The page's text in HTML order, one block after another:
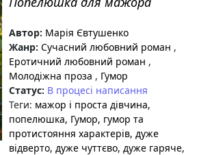
Автор: Марія Євтушенко
Жанр: Сучасний любовний роман ,
Еротичний любовний роман ,
Молодіжна проза , Гумор
Статус: В процесі написання
Теги: мажор і проста дівчина,
попелюшка, Гумор, гумор та
протистояння характерів, дуже
відверто, дуже чуттєво, дуже гаряче,